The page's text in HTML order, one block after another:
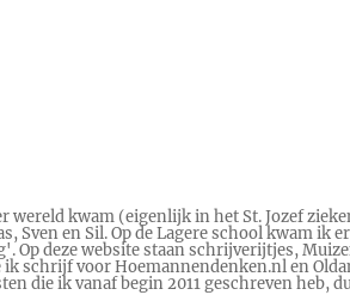
kwam (eigenlijk in het St. Jozef
en Sil. Op de Lagere school kwam ik
deze website staan schrijverijtjes,
ik schrijf voor Hoemannendenken.nl en
ik vanaf begin 2011 geschreven heb,